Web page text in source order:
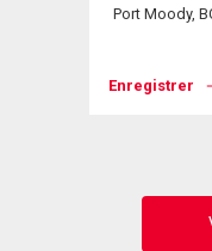
Port Moody,
Enregistrer